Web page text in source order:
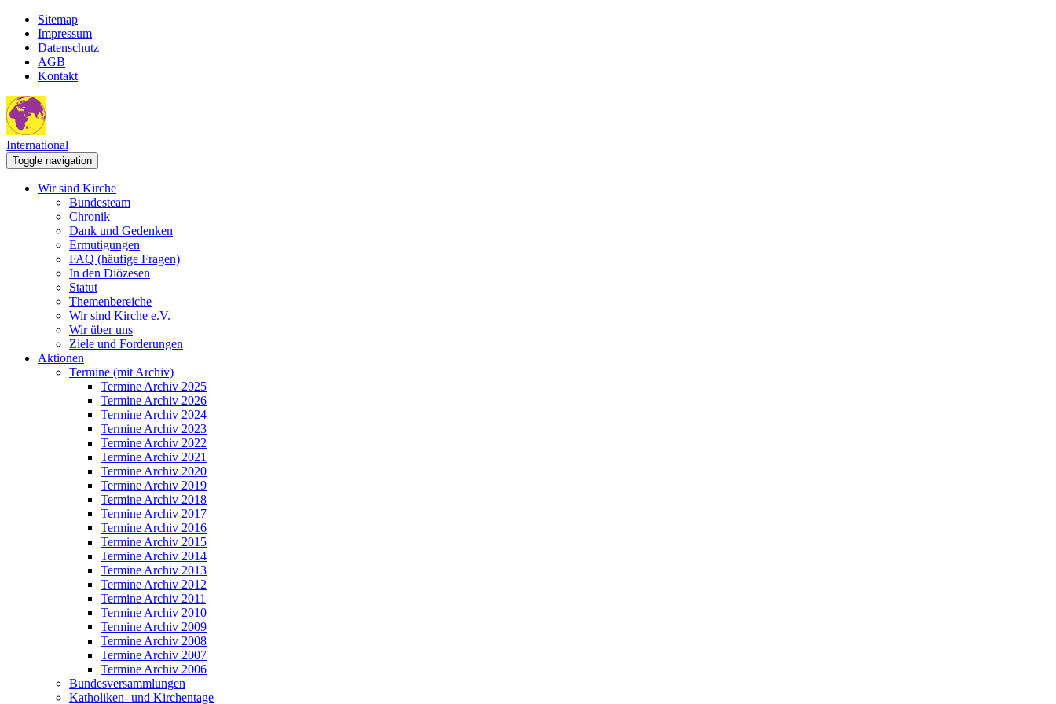
Sitemap
Impressum
Datenschutz
AGB
Kontakt
International
Toggle navigation
Wir sind Kirche
Bundesteam
Chronik
Dank und Gedenken
Ermutigungen
FAQ (häufige Fragen)
In den Diözesen
Statut
Themenbereiche
Wir sind Kirche e.V.
Wir über uns
Ziele und Forderungen
Aktionen
Termine (mit Archiv)
Termine Archiv 2025
Termine Archiv 2026
Termine Archiv 2024
Termine Archiv 2023
Termine Archiv 2022
Termine Archiv 2021
Termine Archiv 2020
Termine Archiv 2019
Termine Archiv 2018
Termine Archiv 2017
Termine Archiv 2016
Termine Archiv 2015
Termine Archiv 2014
Termine Archiv 2013
Termine Archiv 2012
Termine Archiv 2011
Termine Archiv 2010
Termine Archiv 2009
Termine Archiv 2008
Termine Archiv 2007
Termine Archiv 2006
Bundesversammlungen
Katholiken- und Kirchentage